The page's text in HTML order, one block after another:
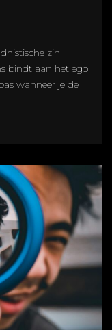
zin
bindt aan het ego
wanneer je de